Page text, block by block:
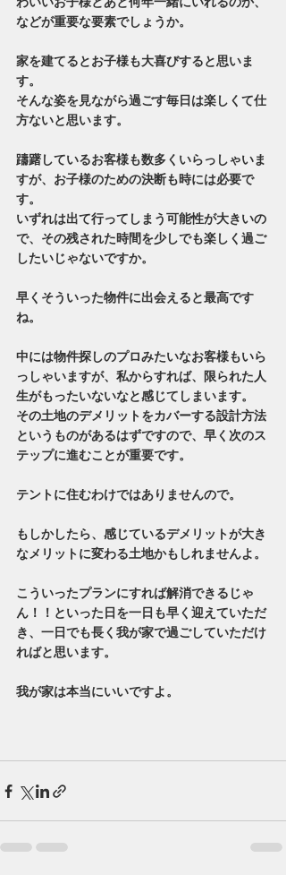
などが重要な要素でしょうか。
家を建てるとお子様も大喜びすると思いま
す。
そんな姿を見ながら過ごす毎日は楽しくて仕
方ないと思います。
躊躇しているお客様も数多くいらっしゃいま
すが、お子様のための決断も時には必要で
す。
いずれは出て行ってしまう可能性が大きいの
で、その残された時間を少しでも楽しく過ご
したいじゃないですか。
早くそういった物件に出会えると最高です
ね。
中には物件探しのプロみたいなお客様もいら
っしゃいますが、私からすれば、限られた人
生がもったいないなと感じてしまいます。
その土地のデメリットをカバーする設計方法
というものがあるはずですので、早く次のス
テップに進むことが重要です。
テントに住むわけではありませんので。
もしかしたら、感じているデメリットが大き
なメリットに変わる土地かもしれませんよ。
こういったプランにすれば解消できるじゃ
ん！！といった日を一日も早く迎えていただ
き、一日でも長く我が家で過ごしていただけ
ればと思います。
我が家は本当にいいですよ。